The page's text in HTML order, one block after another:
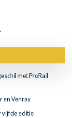
met ProRail
en Venray
vijfde editie